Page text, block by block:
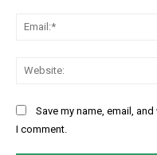
Save my name, email,
I comment.